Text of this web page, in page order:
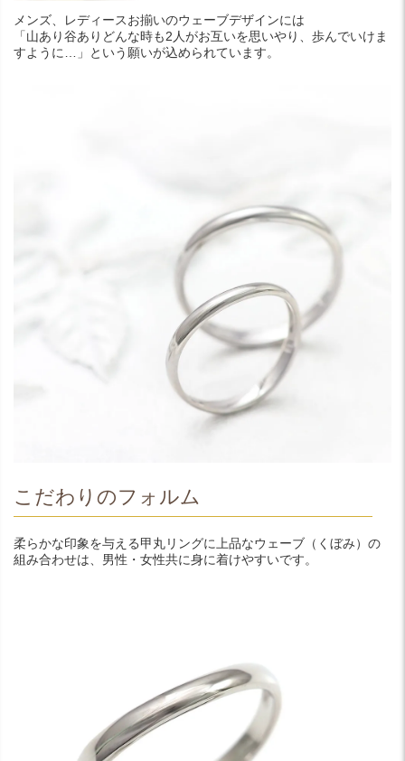
メンズ、レディースお揃いのウェーブデザインには
「山あり谷ありどんな時も2人がお互いを思いやり、歩んでいけま
すように…」という願いが込められています。
こだわりのフォルム
柔らかな印象を与える甲丸リングに上品なウェーブ（くぼみ）の
組み合わせは、男性・女性共に身に着けやすいです。